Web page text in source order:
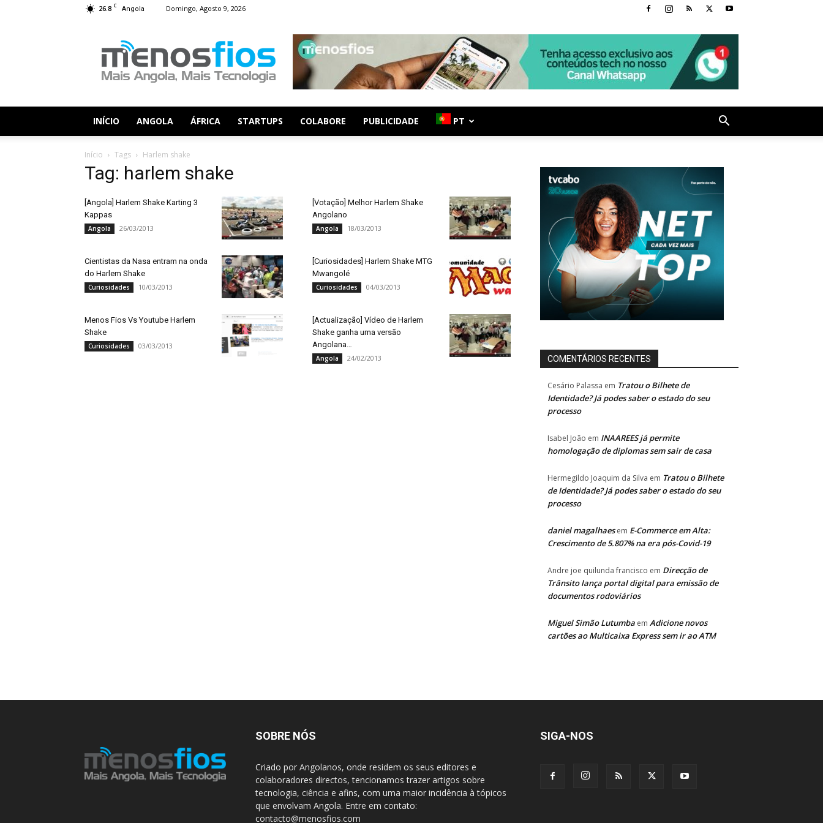
26.8 C Angola Domingo, Agosto 9, 2026
Fios
INÍCIO ANGOLA ÁFRICA STARTUPS COLABORE PUBLICIDADE PT
Início Tags Harlem shake
Tag: harlem shake
[Angola] Harlem Shake Karting 3
Kappas
Angola 26/03/2013
[Votação] Melhor Harlem Shake
Angolano
Angola 18/03/2013
Cientistas da Nasa entram na onda
do Harlem Shake
Curiosidades 10/03/2013
[Curiosidades] Harlem Shake MTG
Mwangolé
Curiosidades 04/03/2013
Menos Fios Vs Youtube Harlem
Shake
Curiosidades 03/03/2013
[Actualização] Vídeo de Harlem
Shake ganha uma versão
Angolana…
Angola 24/02/2013 COMENTÁRIOS RECENTES
Cesário Palassa em Tratou o Bilhete de
Identidade? Já podes saber o estado do seu
processo
Isabel João em INAAREES já permite
homologação de diplomas sem sair de casa
Hermegildo Joaquim da Silva em Tratou o Bilhete
de Identidade? Já podes saber o estado do seu
processo
daniel magalhaesem E-Commerce em Alta:
Crescimento de 5.807% na era pós-Covid-19
Andre joe quilunda francisco em Direcção de
Trânsito lança portal digital para emissão de
documentos rodoviários
Miguel Simão Lutumba em Adicione novos
cartões ao Multicaixa Express sem ir ao ATM
SOBRE NÓS
Criado por Angolanos, onde residem os seus editores e
colaboradores directos, tencionamos trazer artigos sobre
tecnologia, ciência e afins, com uma maior incidência à tópicos
que envolvam Angola. Entre em contato:
contacto@menosfios.com
SIGA-NOS